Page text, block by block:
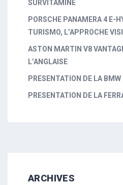
SURVITAMINÉ
PORSCHE PANAMERA 4 E-
TURISMO, L’APPROCHE
ASTON MARTIN V8
L’ANGLAISE
PRESENTATION DE LA
PRESENTATION DE LA
ARCHIVES